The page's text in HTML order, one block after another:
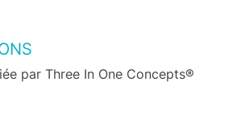
par Three In One Concepts®